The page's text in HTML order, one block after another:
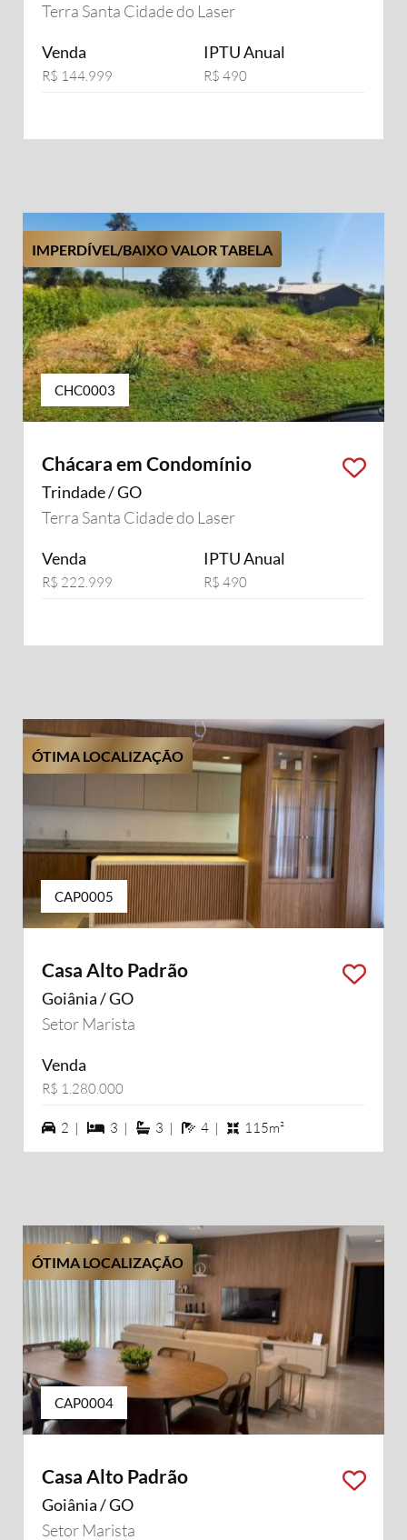
Terra Santa Cidade do Laser
Venda
R$ 144.999
IPTU Anual
R$ 490
IMPERDÍVEL/BAIXO VALOR TABELA
CHC0003
Chácara em Condomínio
Trindade / GO
Terra Santa Cidade do Laser
Venda
R$ 222.999
IPTU Anual
R$ 490
ÓTIMA LOCALIZAÇÃO
CAP0005
Casa Alto Padrão
Goiânia / GO
Setor Marista
Venda
R$ 1.280.000
2 vagas na garagem
2 | 3 dormiórios
3 | 3 suítes
3 | 4 banheiros
4 | 115m²
ÓTIMA LOCALIZAÇÃO
CAP0004
Casa Alto Padrão
Goiânia / GO
Setor Marista